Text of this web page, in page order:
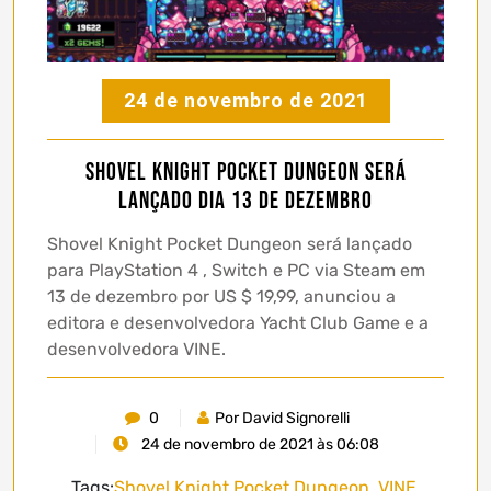
24 de novembro de 2021
Shovel Knight Pocket Dungeon será
lançado dia 13 de dezembro
Shovel Knight Pocket Dungeon será lançado
para PlayStation 4 , Switch e PC via Steam em
13 de dezembro por US $ 19,99, anunciou a
editora e desenvolvedora Yacht Club Game e a
desenvolvedora VINE.
0
Por David Signorelli
24 de novembro de 2021 às 06:08